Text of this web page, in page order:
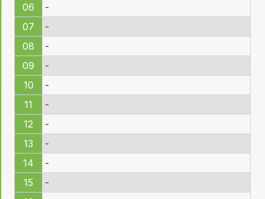
06
-
07
-
08
-
09
-
10
-
11
-
12
-
13
-
14
-
15
-